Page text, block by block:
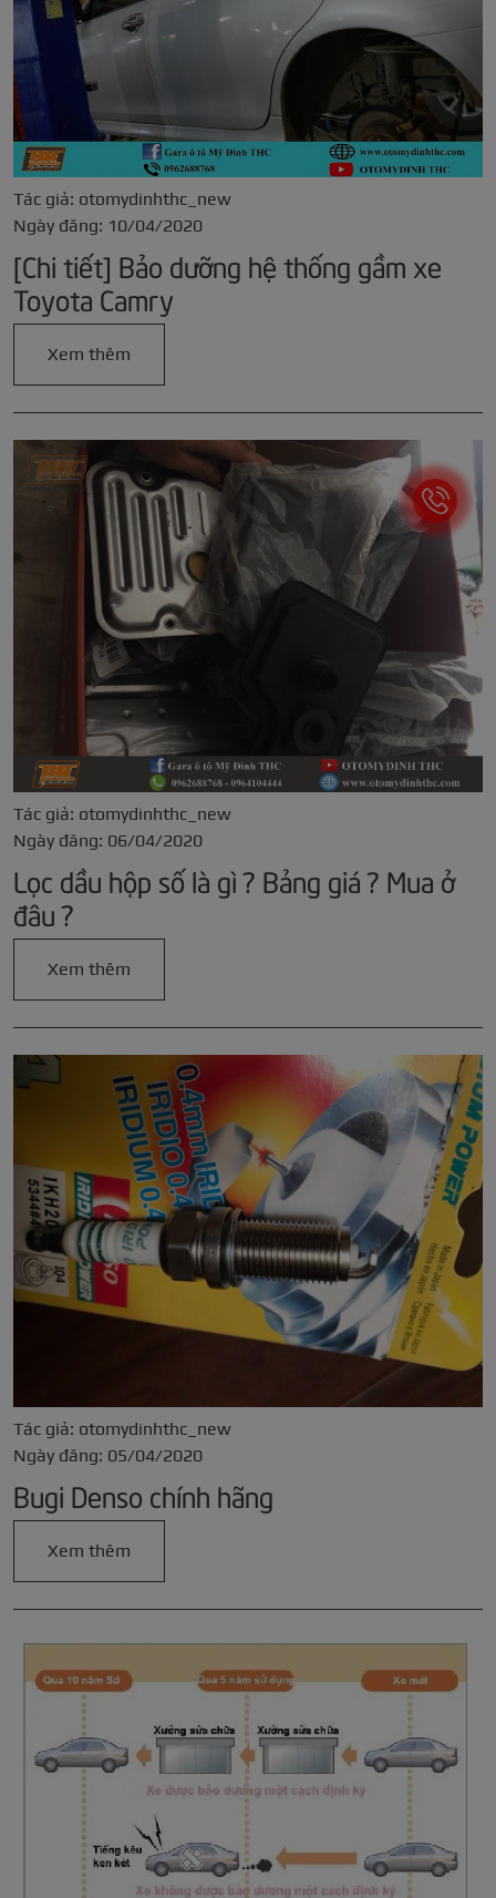
Tác giả: otomydinhthc_new
Ngày đăng: 10/04/2020
[Chi tiết] Bảo dưỡng hệ thống gầm xe
Toyota Camry
Xem thêm
Tác giả: otomydinhthc_new
Ngày đăng: 06/04/2020
Lọc dầu hộp số là gì ? Bảng giá ? Mua ở
đâu ?
Xem thêm
Tác giả: otomydinhthc_new
Ngày đăng: 05/04/2020
Bugi Denso chính hãng
Xem thêm